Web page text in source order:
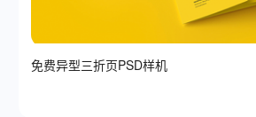
免费异型三折页PSD样机